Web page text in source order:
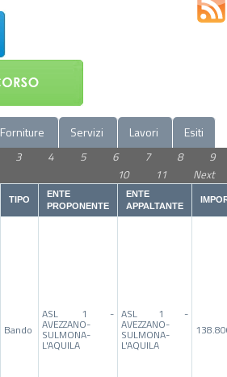
Forniture Servizi Lavori Esiti
3 4 5 6 7 8
9
10
11 Next
TIPO
ENTE
PROPONENTE
ENTE
APPALTANTE
Bando
ASL 1 -
AVEZZANO-
SULMONA-
L'AQUILA
ASL 1 -
AVEZZANO-
SULMONA-
L'AQUILA